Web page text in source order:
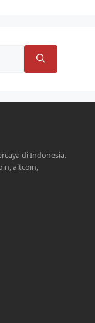
di Indonesia.
altcoin,